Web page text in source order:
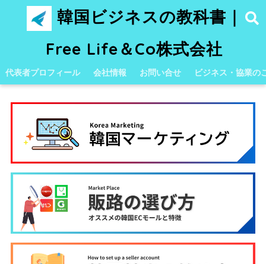
韓国ビジネスの教科書｜
Free Life＆Co株式会社
代表者プロフィール 会社情報 お問い合せ ビジネス・協業の